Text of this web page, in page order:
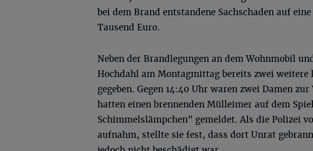
bei dem Brand entstandene Sachschaden auf
Tausend Euro.
Neben der Brandlegungen an dem Wohnmobil
Hochdahl am Montagmittag bereits zwei weitere
gegeben. Gegen 14:40 Uhr waren zwei Damen
hatten einen brennenden Mülleimer auf dem
Schimmelslämpchen" gemeldet. Als die Polizei
aufnahm, stellte sie fest, dass dort Unrat